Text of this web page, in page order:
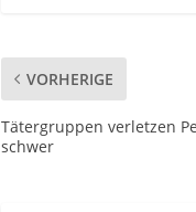
VORHERIGE
Tätergruppen verletzen
schwer